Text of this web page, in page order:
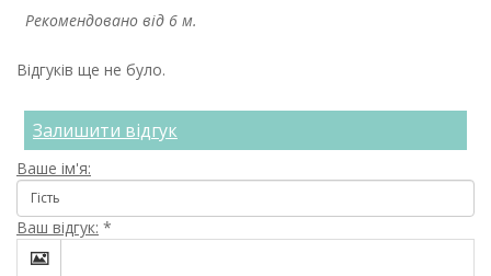
Рекомендовано від 6 м.
Відгуків ще не було.
Залишити відгук
Ваше ім'я:
Ваш відгук: *
